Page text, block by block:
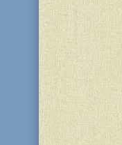
«Колель
евышний
весеннюю
порадовало...